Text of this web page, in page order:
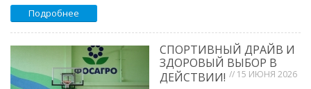
Подробнее
СПОРТИВНЫЙ ДРАЙВ И
ЗДОРОВЫЙ ВЫБОР В
ДЕЙСТВИИ! // 15 ИЮНЯ 2026